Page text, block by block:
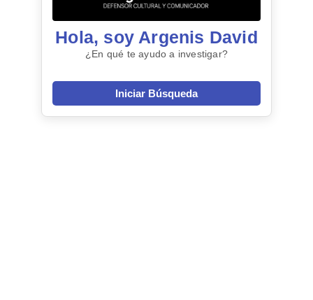
Hola, soy Argenis David
¿En qué te ayudo a investigar?
Iniciar Búsqueda